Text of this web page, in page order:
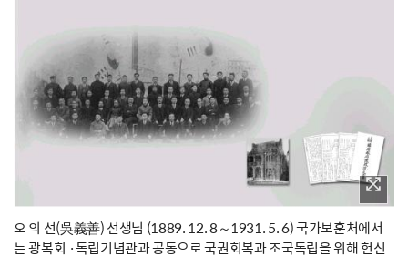
오 의 선(吳義善) 선생님 (1889. 12. 8～1931. 5. 6) 국가보훈처에서
는 광복회 ·독립기념관과 공동으로 국권회복과 조국독립을 위해 헌신